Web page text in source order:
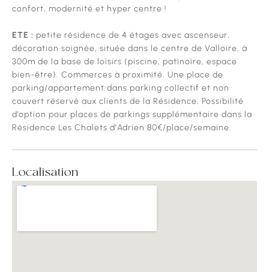
confort, modernité et hyper centre !
ETE : petite résidence de 4 étages avec ascenseur,
décoration soignée, située dans le centre de Valloire, à
300m de la base de loisirs (piscine, patinoire, espace
bien-être). Commerces à proximité. Une place de
parking/appartement dans parking collectif et non
couvert réservé aux clients de la Résidence. Possibilité
d’option pour places de parkings supplémentaire dans la
Résidence Les Chalets d’Adrien 80€/place/semaine.
Localisation